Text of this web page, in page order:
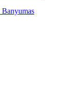
Banyumas